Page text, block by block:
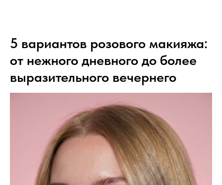
5 вариантов розового макияжа:
от нежного дневного до более
выразительного вечернего